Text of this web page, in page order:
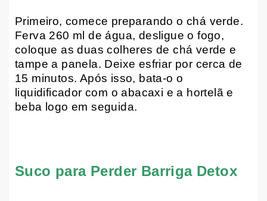
Primeiro, comece preparando o chá verde.
Ferva 260 ml de água, desligue o fogo,
coloque as duas colheres de chá verde e
tampe a panela. Deixe esfriar por cerca de
15 minutos. Após isso, bata-o o
liquidificador com o abacaxi e a hortelã e
beba logo em seguida.
Suco para Perder Barriga Detox